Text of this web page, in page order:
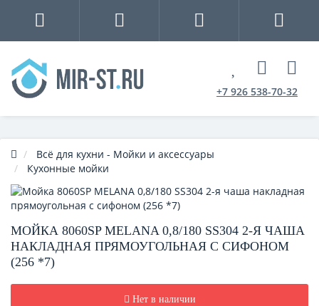
+7 926 538-70-32
Всё для кухни - Мойки и аксессуары
Кухонные мойки
МОЙКА 8060SP MELANA 0,8/180 SS304 2-Я ЧАША
НАКЛАДНАЯ ПРЯМОУГОЛЬНАЯ С СИФОНОМ
(256 *7)
Нет в наличии